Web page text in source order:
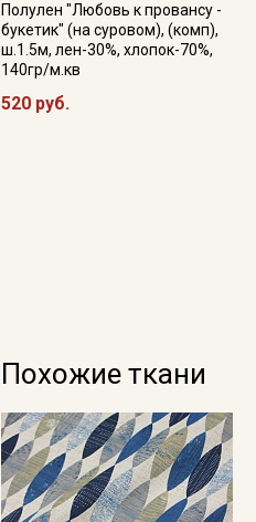
Полулен "Любовь к провансу -
букетик" (на суровом), (комп),
ш.1.5м, лен-30%, хлопок-70%,
140гр/м.кв
520 руб.
Похожие ткани